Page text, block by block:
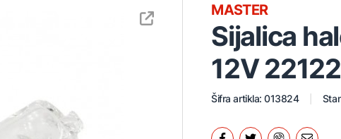
Sijalica
12V
MASTER
Šifra artikla: 013824